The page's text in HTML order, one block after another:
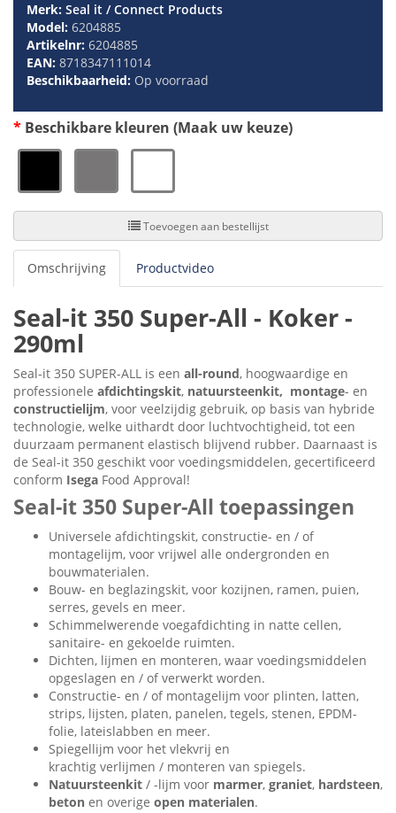
Merk: Seal it / Connect Products
Model: 6204885
Artikelnr: 6204885
EAN: 8718347111014
Beschikbaarheid: Op voorraad
Beschikbare kleuren (Maak uw keuze)
Toevoegen aan bestellijst
Omschrijving Productvideo
Seal-it 350 Super-All - Koker -
290ml
Seal-it 350 SUPER-ALL is een all-round, hoogwaardige en
professionele afdichtingskit, natuursteenkit, montage- en
constructielijm, voor veelzijdig gebruik, op basis van hybride
technologie, welke uithardt door luchtvochtigheid, tot een
duurzaam permanent elastisch blijvend rubber. Daarnaast is
de Seal-it 350 geschikt voor voedingsmiddelen, gecertificeerd
conform Isega Food Approval!
Seal-it 350 Super-All toepassingen
Universele afdichtingskit, constructie- en / of
montagelijm, voor vrijwel alle ondergronden en
bouwmaterialen.
Bouw- en beglazingskit, voor kozijnen, ramen, puien,
serres, gevels en meer.
Schimmelwerende voegafdichting in natte cellen,
sanitaire- en gekoelde ruimten.
Dichten, lijmen en monteren, waar voedingsmiddelen
opgeslagen en / of verwerkt worden.
Constructie- en / of montagelijm voor plinten, latten,
strips, lijsten, platen, panelen, tegels, stenen, EPDM-
folie, lateislabben en meer.
Spiegellijm voor het vlekvrij en
krachtig verlijmen / monteren van spiegels.
Natuursteenkit / -lijm voor marmer, graniet, hardsteen,
beton en overige open materialen.